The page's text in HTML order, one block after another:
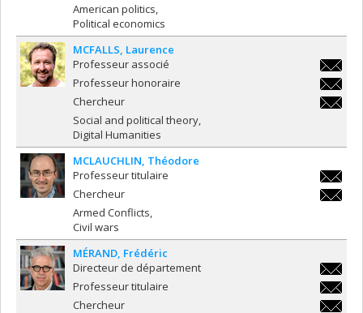
American politics
Political economics
MCFALLS Laurence
Professeur associé
Professeur honoraire
Chercheur
Social and political theory
Digital Humanities
MCLAUCHLIN Théodore
Professeur titulaire
Chercheur
Armed Conflicts
Civil wars
MÉRAND Frédéric
Directeur de département
Professeur titulaire
Chercheur